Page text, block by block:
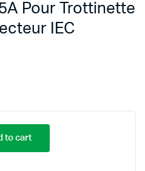
Pour Trottinette
IEC
to cart